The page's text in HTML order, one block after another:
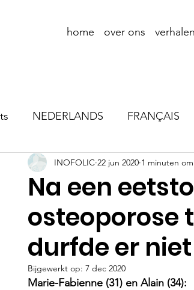
home over ons verhalen
NEDERLANDS FRANÇAIS
Na een
osteoporose
durfde er
INOFOLIC 22 jun 2020 1 minuten
Bijgewerkt op: 7 dec 2020
Marie-Fabienne (31) en Alain (34):